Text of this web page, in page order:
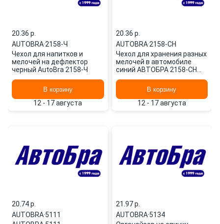
20.36 p.
AUTOBRA·2158-Ч
Чехол для напитков и
мелочей на дефлектор
черный AutoBra 2158-Ч
В корзину
12 - 17 августа
20.36 p.
AUTOBRA·2158-СН
Чехол для хранения разных
мелочей в автомобиле
синий АВТОБРА 2158-СН
В корзину
12 - 17 августа
20.74 p.
AUTOBRA·5111
21.97 p.
AUTOBRA·5134